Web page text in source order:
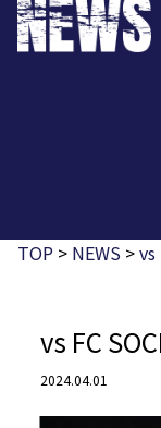
TOP > NEWS >vs
vs FC
2024.04.01